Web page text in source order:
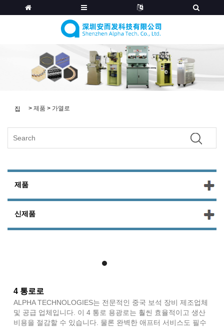
집 > 제품 > 가열로
제품
신제품
4 통로로
ALPHA TECHNOLOGIES는 전문적인 중국 보석 장비 제조업체
및 공급 업체입니다. 이 4 통로 용광로는 훨씬 효율적이고 생산
비용을 절감할 수 있습니다. 물론 완벽한 애프터 서비스도 필수